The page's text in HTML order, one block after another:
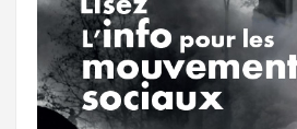
m
e
r